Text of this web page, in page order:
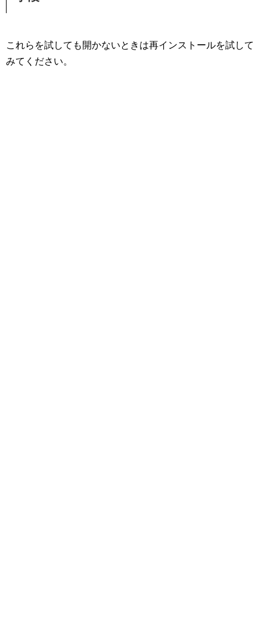
これらを試しても開かないときは再インストールを試して
みてください。